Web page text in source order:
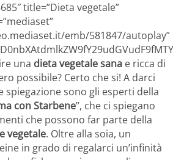
title=”Dieta vegetale”
emb/581847/autoplay”
una dieta vegetale sana e ricca di
possibile? Certo che si! A darci
spiegazione sono gli esperti della
con Starbene”, che ci spiegano
che possono far parte della
vegetale. Oltre alla soia, un
in grado di regalarci un’infinità